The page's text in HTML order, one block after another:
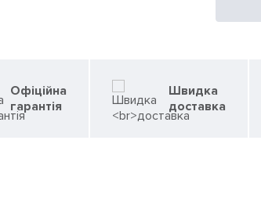
Офіційна
гарантія
Швидка
доставка